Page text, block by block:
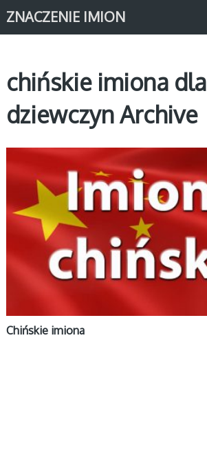
ZNACZENIE IMION
chińskie imiona dla
dziewczyn Archive
AZJATYCKIE
Chińskie imiona